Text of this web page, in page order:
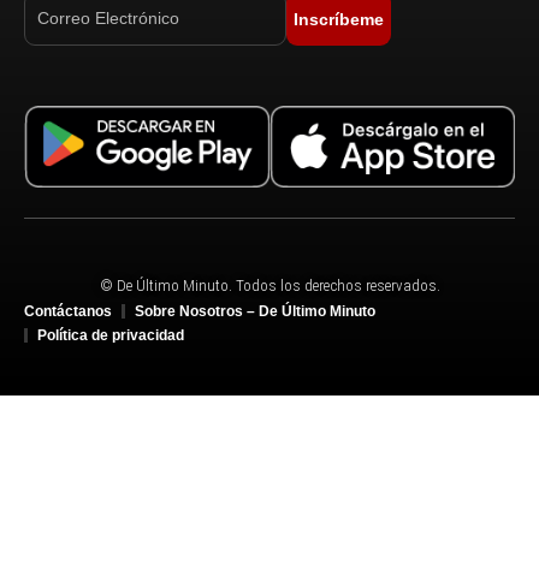
Inscríbeme
© De Último Minuto. Todos los derechos reservados.
Contáctanos
Sobre Nosotros – De Último Minuto
Política de privacidad